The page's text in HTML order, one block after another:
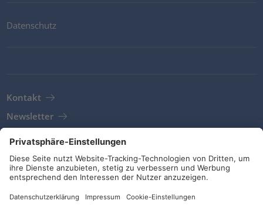
Datenschutz
Kontakt
Newsletter
AGB
Richtlinien und Bekentnisse
Soziale Medien